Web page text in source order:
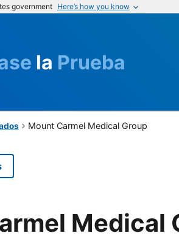
government Here’s how you know
la Prueba
Mount Carmel Medical Group
Medical